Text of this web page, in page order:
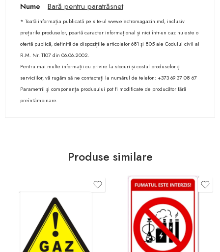
Nume Bară pentru paratrăsnet
* Toată informația publicată pe site-ul www.electromagazin.md, inclusiv
prețurile produselor, poartă caracter informațional și nici într-un caz nu este o
ofertă publică, definită de dispozițiile articolelor 681 și 805 ale Codului civil al
R.M. Nr. 1107 din 06.06.2002.
Pentru mai multe informații cu privire la stocuri și costul produselor și
serviciilor, vă rugăm să ne contactați la numărul de telefon: +373 69 37 08 67
Parametrii și componența produsului pot fi modificate de producător fără
preîntâmpinare.
Produse similare